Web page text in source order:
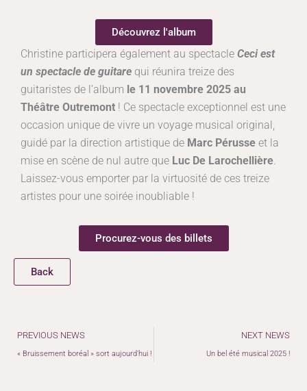
Découvrez l'album
Christine participera également au spectacle Ceci est
un spectacle de guitare qui réunira treize des
guitaristes de l’album le 11 novembre 2025 au
Théâtre Outremont ! Ce spectacle exceptionnel est une
occasion unique de vivre un voyage musical original,
guidé par la direction artistique de Marc Pérusse et la
mise en scène de nul autre que Luc De Larochellière.
Laissez-vous emporter par la virtuosité de ces treize
artistes pour une soirée inoubliable !
Procurez-vous des billets
Back
Précédent
PREVIOUS NEWS
« Bruissement boréal » sort aujourd’hui !
NEXT NEWS
Un bel été musical 2025 !